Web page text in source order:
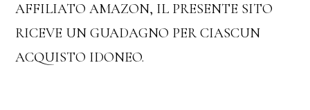
AFFILIATO AMAZON, IL PRESENTE SITO
RICEVE UN GUADAGNO PER CIASCUN
ACQUISTO IDONEO.